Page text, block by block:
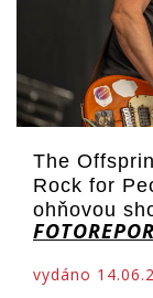
The
Rock for
ohňovou
vydáno